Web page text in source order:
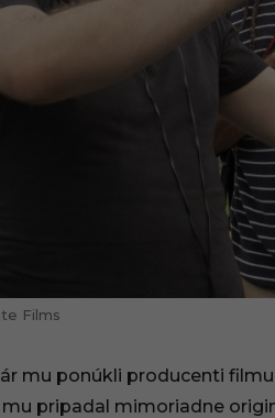
Films
mu ponúkli producenti filmu
mu pripadal mimoriadne